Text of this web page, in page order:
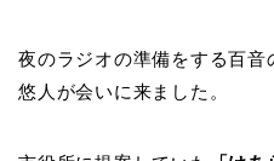
夜のラジオの準備をする百音
悠人が会いに来ました。